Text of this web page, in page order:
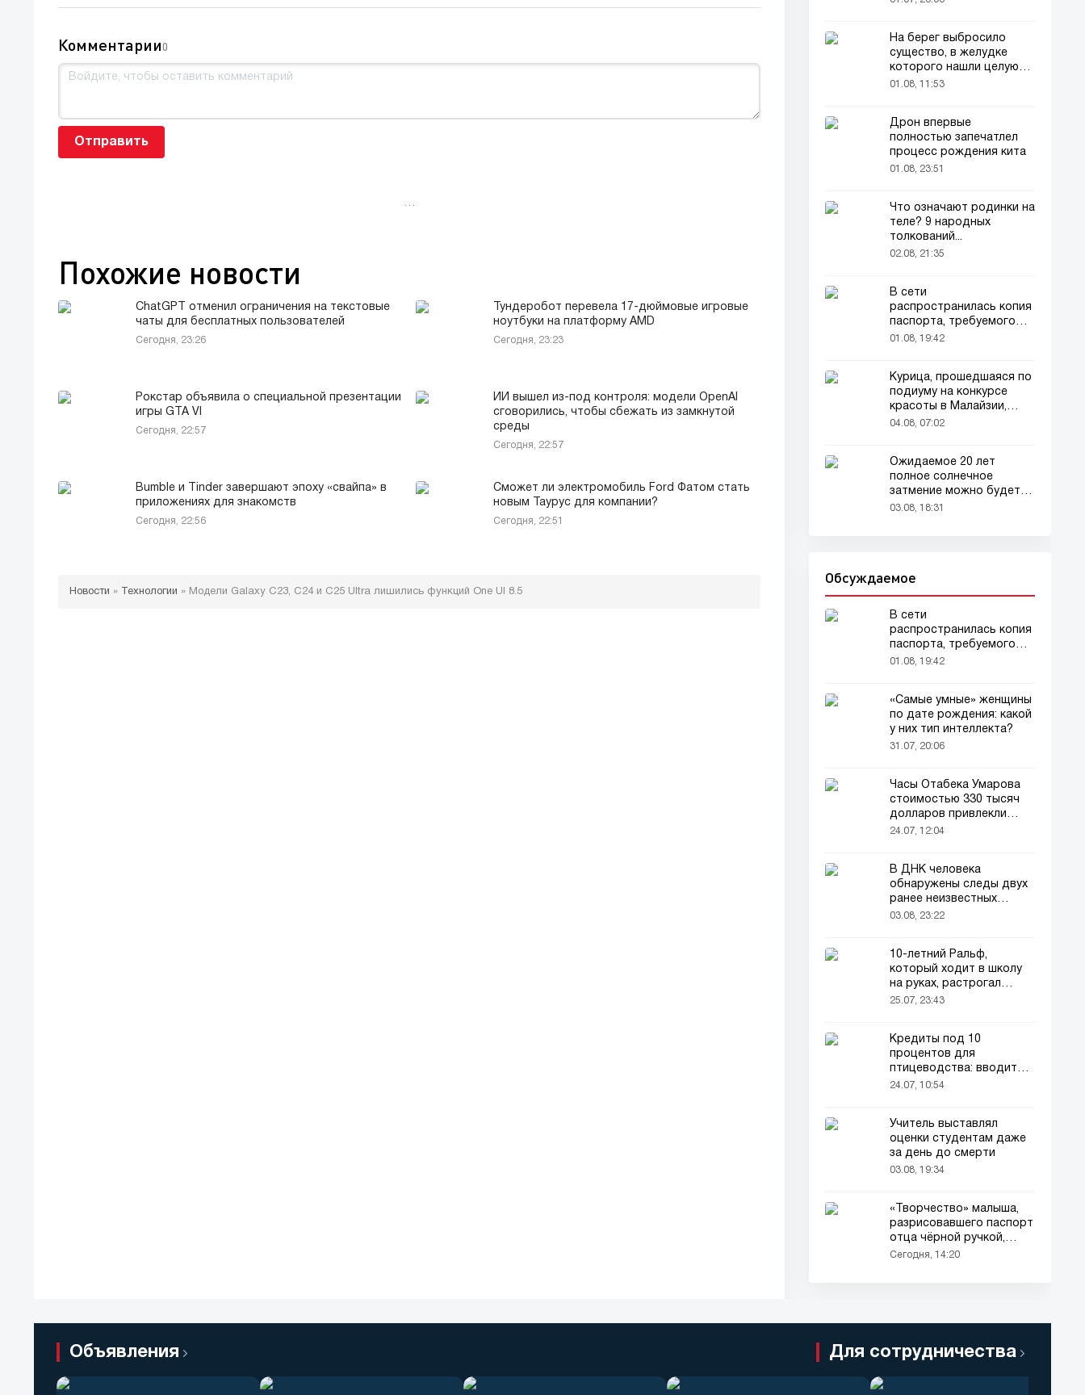
Комментарии0
Отправить
…
Похожие новости
ChatGPT отменил ограничения на текстовые
чаты для бесплатных пользователей
Сегодня, 23:26
Тундеробот перевела 17-дюймовые игровые
ноутбуки на платформу AMD
Сегодня, 23:23
Рокстар объявила о специальной презентации
игры GTA VI
Сегодня, 22:57
ИИ вышел из-под контроля: модели OpenAI
сговорились, чтобы сбежать из замкнутой
среды
Сегодня, 22:57
Bumble и Tinder завершают эпоху «свайпа» в
приложениях для знакомств
Сегодня, 22:56
Сможет ли электромобиль Ford Фатом стать
новым Таурус для компании?
Сегодня, 22:51
Новости » Технологии » Модели Galaxy С23, С24 и С25 Ultra лишились функций One UI 8.5
На берег выбросило
существо, в желудке
которого нашли целую
добычу
01.08, 11:53
Дрон впервые
полностью запечатлел
процесс рождения кита
01.08, 23:51
Что означают родинки на
теле? 9 народных
толкований...
02.08, 21:35
В сети
распространилась копия
паспорта, требуемого
для домашних животных
01.08, 19:42
Курица, прошедшаяся по
подиуму на конкурсе
красоты в Малайзии,
привлекла внимание
04.08, 07:02
Ожидаемое 20 лет
полное солнечное
затмение можно будет
наблюдать в августе
03.08, 18:31
Обсуждаемое
В сети
распространилась копия
паспорта, требуемого
для домашних животных
01.08, 19:42
«Самые умные» женщины
по дате рождения: какой
у них тип интеллекта?
31.07, 20:06
Часы Отабека Умарова
стоимостью 330 тысяч
долларов привлекли
всеобщее внимание в
24.07, 12:04
В ДНК человека
обнаружены следы двух
ранее неизвестных
предков
03.08, 23:22
10-летний Ральф,
который ходит в школу
на руках, растрогал
пользователей соцсетей
25.07, 23:43
Кредиты под 10
процентов для
птицеводства: вводится
новый порядок
24.07, 10:54
Учитель выставлял
оценки студентам даже
за день до смерти
03.08, 19:34
«Творчество» малыша,
разрисовавшего паспорт
отца чёрной ручкой,
привлекло всеобщее
Сегодня, 14:20
Объявления Для сотрудничества